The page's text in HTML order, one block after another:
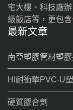
宅大樓、科技廠
級飯店等，更包
最新文章
南亞塑膠管材塑
HI耐衝擊PVC-U
硬質膠合劑